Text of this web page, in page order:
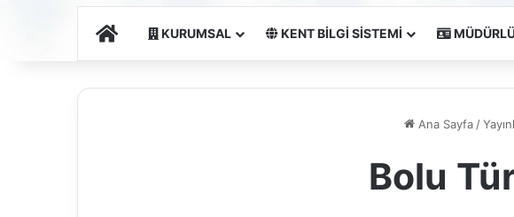
Ana SayfaKURUMSAL KENT BİLGİ SİSTEMİ
Ana Sayfa /
Bolu